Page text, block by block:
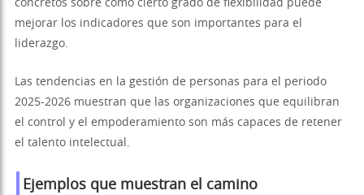
concretos sobre cómo cierto grado de flexibilidad puede
mejorar los indicadores que son importantes para el
liderazgo.
Las tendencias en la gestión de personas para el periodo
2025-2026 muestran que las organizaciones que equilibran
el control y el empoderamiento son más capaces de retener
el talento intelectual.
Ejemplos que muestran el camino